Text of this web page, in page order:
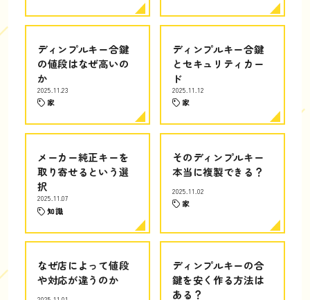
ディンプルキー合鍵
の値段はなぜ高いの
か
2025.11.23
家
ディンプルキー合鍵
とセキュリティカー
ド
2025.11.12
家
メーカー純正キーを
取り寄せるという選
択
2025.11.07
知識
そのディンプルキー
本当に複製できる？
2025.11.02
家
なぜ店によって値段
や対応が違うのか
ディンプルキーの合
鍵を安く作る方法は
ある？